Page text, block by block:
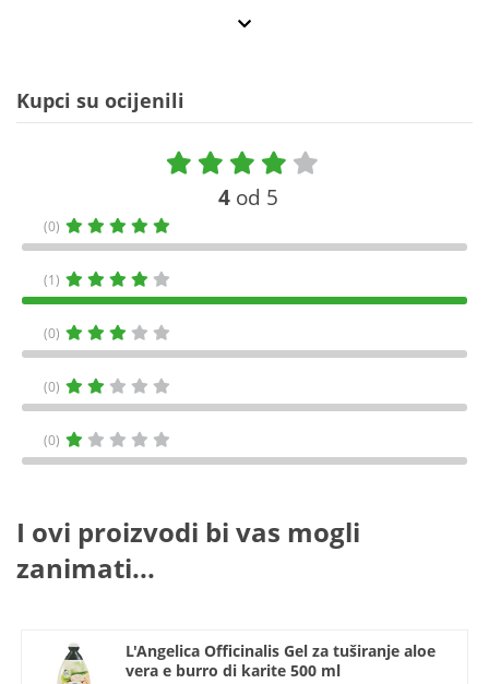
Kupci su ocijenili
4 od 5
(0)
(1)
(0)
(0)
(0)
I ovi proizvodi bi vas mogli
zanimati...
L'Angelica Officinalis Gel za tuširanje aloe
vera e burro di karite 500 ml